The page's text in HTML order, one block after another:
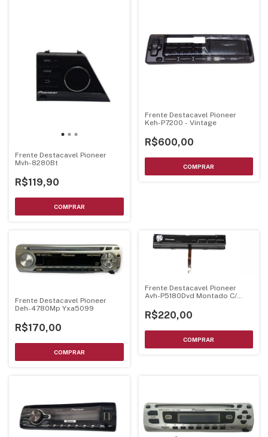
Frente Destacavel Pioneer
Mvh-8280Bt
R$119,90
Frente Destacavel Pioneer
Keh-P7200 - Vintage
R$600,00
Frente Destacavel Pioneer
Deh-4780Mp Yxa5099
R$170,00
Frente Destacavel Pioneer
Avh-P5180Dvd Montado C/
R$220,00